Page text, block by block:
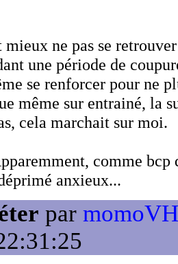
ne pas se
une période de
se renforcer pour ne
même sur entrainé, la
cela marchait sur moi.
comme
anxieux...
par